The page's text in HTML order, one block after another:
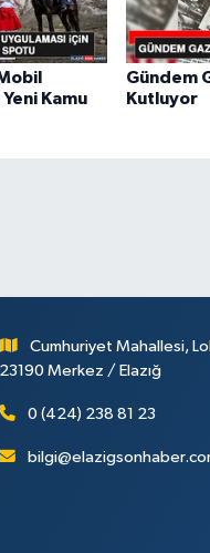
Kamu
Gündem
Kutluyor
Cumhuriyet Mahallesi,
23190 Merkez / Elazığ
0 (424) 238 81 23